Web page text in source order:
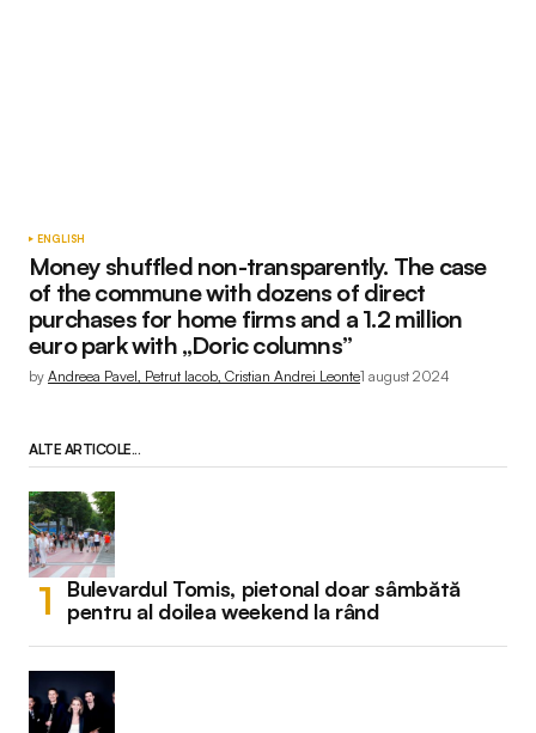
ENGLISH
Money shuffled non-transparently. The case
of the commune with dozens of direct
purchases for home firms and a 1.2 million
euro park with „Doric columns”
by Andreea Pavel, Petrut Iacob, Cristian Andrei Leonte1 august 2024
ALTE ARTICOLE...
Bulevardul Tomis, pietonal doar sâmbătă
pentru al doilea weekend la rând